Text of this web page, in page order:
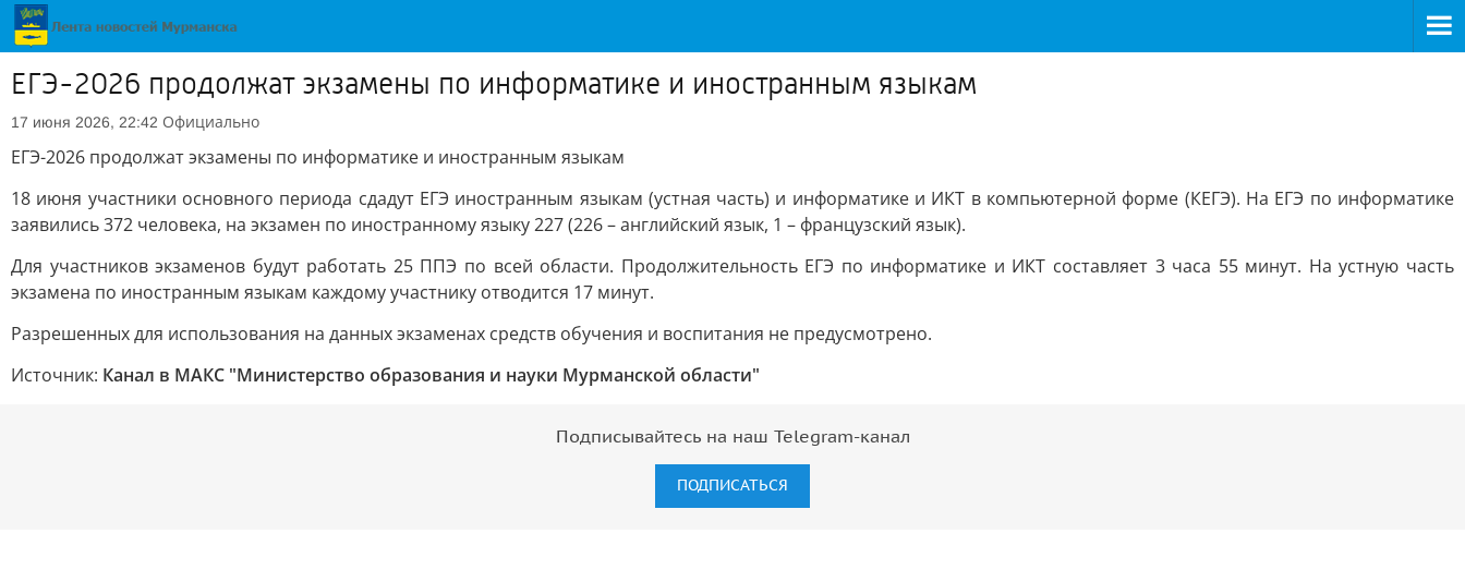
ЕГЭ-2026 продолжат экзамены по информатике и иностранным языкам
17 июня 2026, 22:42 Официально
ЕГЭ-2026 продолжат экзамены по информатике и иностранным языкам
18 июня участники основного периода сдадут ЕГЭ иностранным языкам (устная часть) и информатике и ИКТ в компьютерной форме (КЕГЭ). На ЕГЭ по информатике
заявились 372 человека, на экзамен по иностранному языку 227 (226 – английский язык, 1 – французский язык).
Для участников экзаменов будут работать 25 ППЭ по всей области. Продолжительность ЕГЭ по информатике и ИКТ составляет 3 часа 55 минут. На устную часть
экзамена по иностранным языкам каждому участнику отводится 17 минут.
Разрешенных для использования на данных экзаменах средств обучения и воспитания не предусмотрено.
Источник: Канал в МАКС "Министерство образования и науки Мурманской области"
Подписывайтесь на наш Telegram-канал
ПОДПИСАТЬСЯ